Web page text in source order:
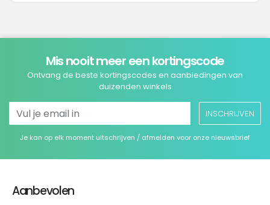
Mis nooit meer een kortingscode
Ontvang de beste kortingscodes en aanbiedingen van
duizenden winkels
INSCHRIJVEN
Je kan op elk moment uitschrijven / afmelden voor onze nieuwsbrief
Aanbevolen